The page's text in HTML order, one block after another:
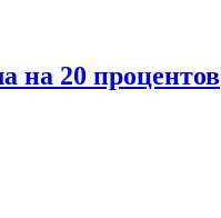
на 20 процентов